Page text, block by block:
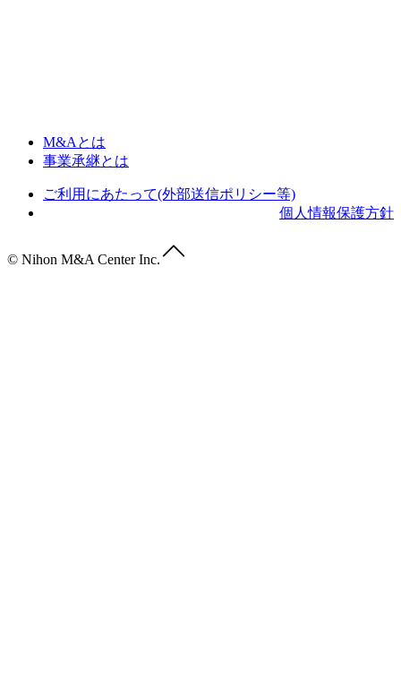
M&Aとは
事業承継とは
ご利用にあたって(外部送信ポリシー等)
個人情報保護方針
© Nihon M&A Center Inc.